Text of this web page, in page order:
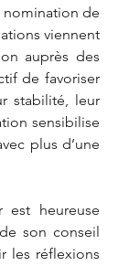
nomination de
viennent
auprès des
de favoriser
stabilité, leur
sensibilise
plus d’une
heureuse
son conseil
les réflexions